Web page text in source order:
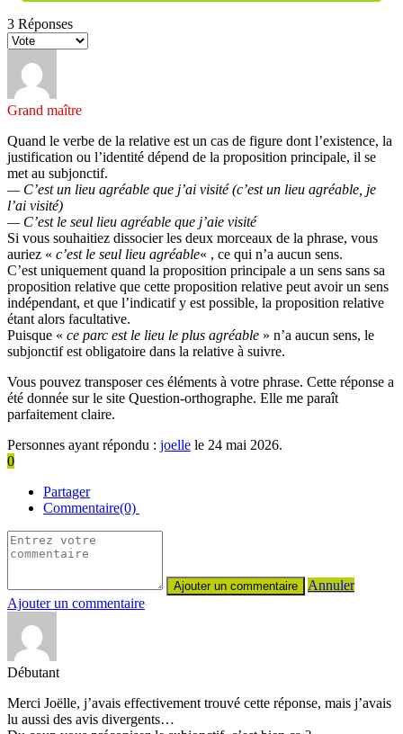
3 Réponses
Grand maître
Quand le verbe de la relative est un cas de figure dont l’existence, la
justification ou l’identité dépend de la proposition principale, il se
met au subjonctif.
— C’est un lieu agréable que j’ai visité (c’est un lieu agréable, je
l’ai visité)
— C’est le seul lieu agréable que j’aie visité
Si vous souhaitiez dissocier les deux morceaux de la phrase, vous
auriez « c’est le seul lieu agréable« , ce qui n’a aucun sens.
C’est uniquement quand la proposition principale a un sens sans sa
proposition relative que cette proposition relative peut avoir un sens
indépendant, et que l’indicatif y est possible, la proposition relative
étant alors facultative.
Puisque « ce parc est le lieu le plus agréable » n’a aucun sens, le
subjonctif est obligatoire dans la relative à suivre.
Vous pouvez transposer ces éléments à votre phrase. Cette réponse a
été donnée sur le site Question-orthographe. Elle me paraît
parfaitement claire.
Personnes ayant répondu : joelle le 24 mai 2026.
0
Partager
Commentaire(0)
Annuler
Ajouter un commentaire
Débutant
Merci Joëlle, j’avais effectivement trouvé cette réponse, mais j’avais
lu aussi des avis divergents…